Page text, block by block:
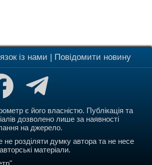
із нами Повідомити новину
є його власністю. Публікація та
дозволено лише за наявності
на джерело.
не розділяти думку автора та не несе
матеріали.